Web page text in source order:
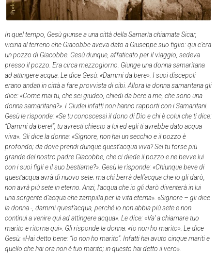
In quel tempo, Gesù giunse a una città della Samarìa chiamata Sicar,
vicina al terreno che Giacobbe aveva dato a Giuseppe suo figlio: qui c’era
un pozzo di Giacobbe. Gesù dunque, affaticato per il viaggio, sedeva
presso il pozzo. Era circa mezzogiorno. Giunge una donna samaritana
ad attingere acqua. Le dice Gesù: «Dammi da bere». I suoi discepoli
erano andati in città a fare provvista di cibi. Allora la donna samaritana gli
dice: «Come mai tu, che sei giudeo, chiedi da bere a me, che sono una
donna samaritana?». I Giudei infatti non hanno rapporti con i Samaritani.
Gesù le risponde: «Se tu conoscessi il dono di Dio e chi è colui che ti dice:
“Dammi da bere!”, tu avresti chiesto a lui ed egli ti avrebbe dato acqua
viva». Gli dice la donna: «Signore, non hai un secchio e il pozzo è
profondo; da dove prendi dunque quest’acqua viva? Sei tu forse più
grande del nostro padre Giacobbe, che ci diede il pozzo e ne bevve lui
con i suoi figli e il suo bestiame?». Gesù le risponde: «Chiunque beve di
quest’acqua avrà di nuovo sete; ma chi berrà dell’acqua che io gli darò,
non avrà più sete in eterno. Anzi, l’acqua che io gli darò diventerà in lui
una sorgente d’acqua che zampilla per la vita eterna». «Signore – gli dice
la donna -, dammi quest’acqua, perché io non abbia più sete e non
continui a venire qui ad attingere acqua». Le dice: «Va’ a chiamare tuo
marito e ritorna qui». Gli risponde la donna: «Io non ho marito». Le dice
Gesù: «Hai detto bene: “Io non ho marito”. Infatti hai avuto cinque mariti e
quello che hai ora non è tuo marito; in questo hai detto il vero».